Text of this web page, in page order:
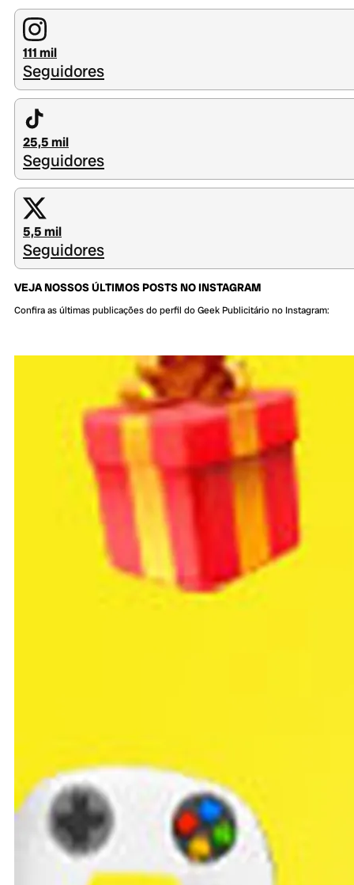
111 mil
Seguidores
25,5 mil
Seguidores
5,5 mil
Seguidores
VEJA NOSSOS ÚLTIMOS POSTS NO INSTAGRAM
Confira as últimas publicações do perfil do Geek Publicitário no Instagram: